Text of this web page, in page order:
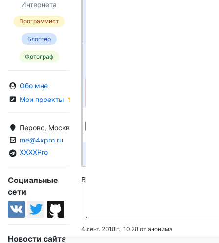
Интернета
Программист
Блоггер
Фотограф
Обо мне
Мои проекты
Перово, Москва, Россия
me@4xpro.ru
XXXXPro
Социальные
сети
Новости сайта
Всего вопросов: 157
4 сент. 2018 г., 10:28 от анонима